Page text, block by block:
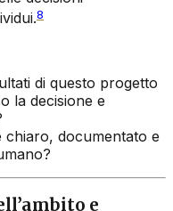
8
di questo progetto
la decisione e
chiaro, documentato e
e